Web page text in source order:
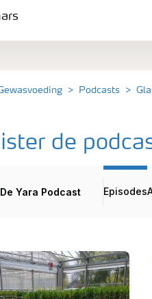
future
veiligheid
Podcasts
de